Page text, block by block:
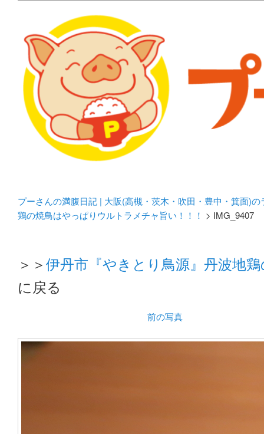
プーさんの満腹日記 |
豊中・箕面)のランチ＆
化してます。
プーさんの満腹日記 | 大阪(高槻・茨木・吹田・豊中・箕面)
鶏の焼鳥はやっぱりウルトラメチャ旨い！！！ > IMG_9407
＞＞伊丹市『やきとり鳥源』丹波地
に戻る
前の写真